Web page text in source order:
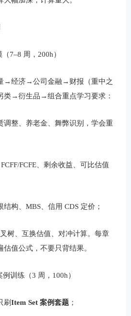
7–8 周，200h）
→经济→公司金融→财报（重中之
→衍生品→组合重点学习要求：
调整、养老金、舞弊识别，学会重
FCFE、剩余收益、可比估值
构、MBS、信用 CDS 定价；
树、互换估值、对冲计算。每章
值公式，不要只背结果。
训练（3 周，100h）
刷Item Set 案例套题 ；